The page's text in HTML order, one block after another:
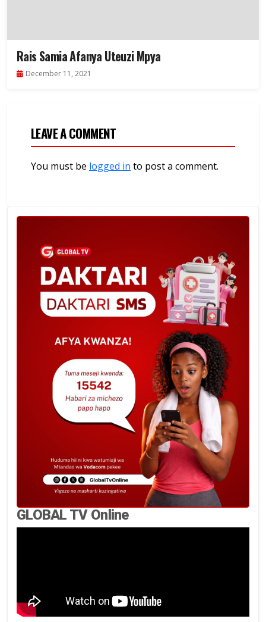
Rais Samia Afanya Uteuzi Mpya
December 11, 2021
LEAVE A COMMENT
You must be logged in to post a comment.
GLOBAL TV Online